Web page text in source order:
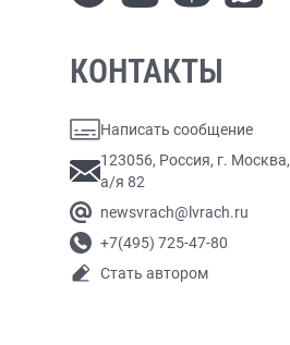
КОНТАКТЫ
Написать сообщение
123056, Россия, г. Москва,
а/я 82
newsvrach@lvrach.ru
+7(495) 725-47-80
Стать автором